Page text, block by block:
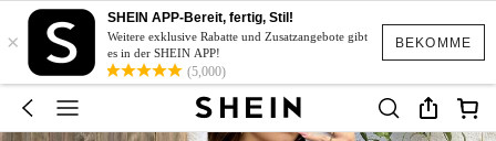
BEKOMME
×
SHEIN APP-Bereit, fertig, Stil!
Weitere exklusive Rabatte und Zusatzangebote gibt
es in der SHEIN APP!
(5,000)